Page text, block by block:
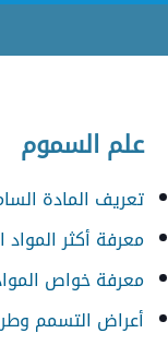
علم السموم
تعريف المادة
معرفة أكثر
معرفة خواص
أعراض التسمم